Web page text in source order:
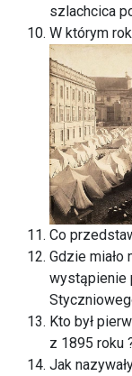
szlachcica
W którym
Co
Gdzie
wystąpienie
Kto był
z 1895 roku
Jak